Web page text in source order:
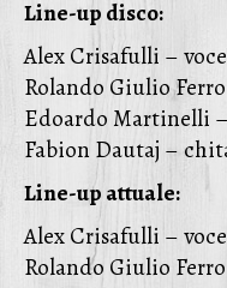
Line-up disco:
Alex Crisafulli –
Rolando Giulio
Edoardo Martinelli –
Fabion Dautaj –
Line-up attuale:
Alex Crisafulli –
Rolando Giulio